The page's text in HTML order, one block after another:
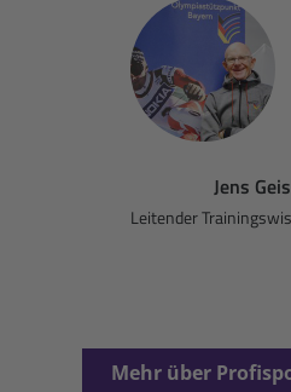
Jens
Leitender
Mehr über